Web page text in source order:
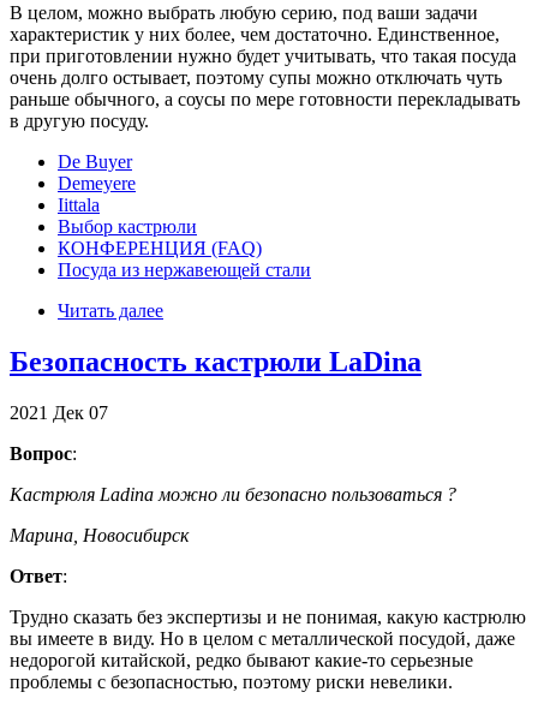
В целом, можно выбрать любую серию, под ваши задачи
характеристик у них более, чем достаточно. Единственное,
при приготовлении нужно будет учитывать, что такая посуда
очень долго остывает, поэтому супы можно отключать чуть
раньше обычного, а соусы по мере готовности перекладывать
в другую посуду.
De Buyer
Demeyere
Iittala
Выбор кастрюли
КОНФЕРЕНЦИЯ (FAQ)
Посуда из нержавеющей стали
Читать далее
Безопасность кастрюли LaDina
2021 Дек 07
Вопрос:
Кастрюля Ladina можно ли безопасно пользоваться ?
Марина, Новосибирск
Ответ:
Трудно сказать без экспертизы и не понимая, какую кастрюлю
вы имеете в виду. Но в целом с металлической посудой, даже
недорогой китайской, редко бывают какие-то серьезные
проблемы с безопасностью, поэтому риски невелики.